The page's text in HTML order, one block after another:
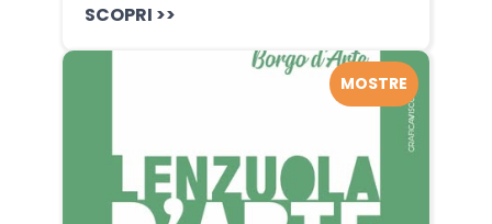
SCOPRI >>
MOSTRE